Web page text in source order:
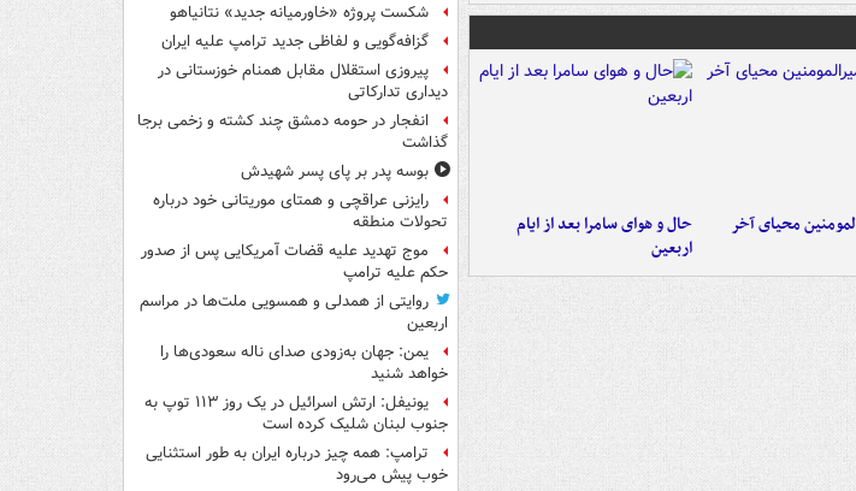
محیای آخر
حال و هوای سامرا بعد از ایام
اربعین
شکست پروژه «خاورمیانه جدید» نتانیاهو
گزافه‌گویی و لفاظی جدید ترامپ علیه ایران
پیروزی استقلال مقابل همنام خوزستانی در
دیداری تدارکاتی
انفجار در حومه دمشق چند کشته و زخمی برجا
گذاشت
بوسه‌ پدر بر پای پسر شهیدش
رایزنی عراقچی و همتای موریتانی خود درباره
تحولات منطقه
موج تهدید علیه قضات آمریکایی پس از صدور
حکم علیه ترامپ
روایتی از همدلی و همسویی ملت‌ها در مراسم
اربعین
یمن: جهان به‌زودی صدای ناله سعودی‌ها را
خواهد شنید
یونیفل: ارتش اسرائیل در یک روز ۱۱۳ توپ به
جنوب لبنان شلیک کرده است
ترامپ: همه چیز درباره ایران به طور استثنایی
خوب پیش می‌رود